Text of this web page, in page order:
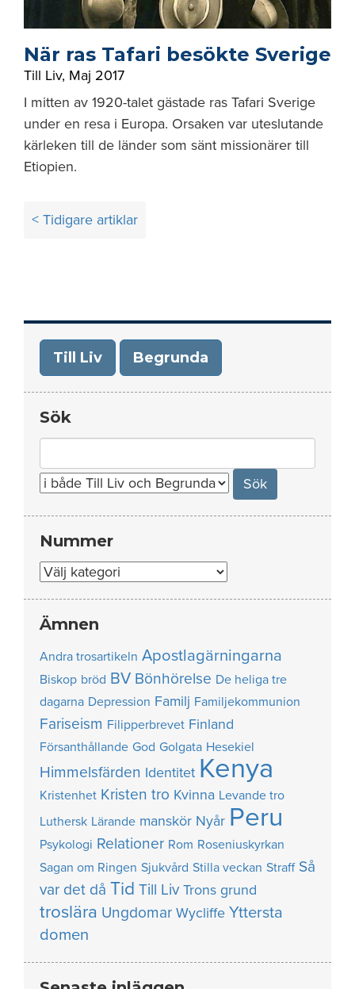
När ras Tafari besökte Sverige
Till Liv, Maj 2017
I mitten av 1920-talet gästade ras Tafari Sverige
under en resa i Europa. Orsaken var uteslutande
kärleken till de länder som sänt missionärer till
Etiopien.
Inläggsnavigering
< Tidigare artiklar
Till Liv Begrunda
Sök
for:
Nummer
Nummer
Ämnen
Andra trosartikeln Apostlagärningarna
Biskop bröd BV Bönhörelse De heliga tre
dagarna Depression Familj Familjekommunion
Fariseism Filipperbrevet Finland
Försanthållande God Golgata Hesekiel
Himmelsfärden Identitet Kenya
Kristenhet Kristen tro Kvinna Levande tro
Luthersk Lärande manskör Nyår Peru
Psykologi Relationer Rom Roseniuskyrkan
Sagan om Ringen Sjukvård Stilla veckan Straff Så
var det då Tid Till Liv Trons grund
troslära Ungdomar Wycliffe Yttersta
domen